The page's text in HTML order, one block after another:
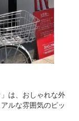
は、おしゃれな外
ルな雰囲気のピッ